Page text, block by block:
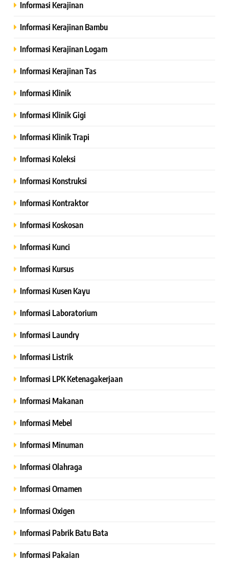
Informasi Kerajinan
Informasi Kerajinan Bambu
Informasi Kerajinan Logam
Informasi Kerajinan Tas
Informasi Klinik
Informasi Klinik Gigi
Informasi Klinik Trapi
Informasi Koleksi
Informasi Konstruksi
Informasi Kontraktor
Informasi Koskosan
Informasi Kunci
Informasi Kursus
Informasi Kusen Kayu
Informasi Laboratorium
Informasi Laundry
Informasi Listrik
Informasi LPK Ketenagakerjaan
Informasi Makanan
Informasi Mebel
Informasi Minuman
Informasi Olahraga
Informasi Ornamen
Informasi Oxigen
Informasi Pabrik Batu Bata
Informasi Pakaian